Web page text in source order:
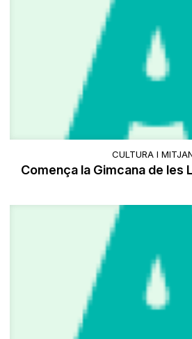
CULTURA I
Comença la Gimcana de les